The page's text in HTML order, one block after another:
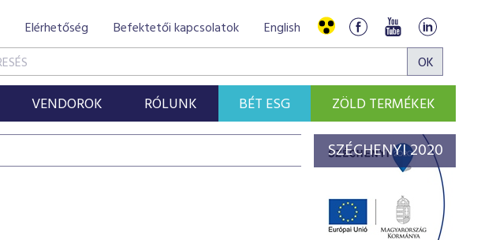
Elérhetőség Befektetői kapcsolatok English
VENDOROK RÓLUNK BÉT ESG ZÖLD TERMÉKEK
SZÉCHENYI 2020